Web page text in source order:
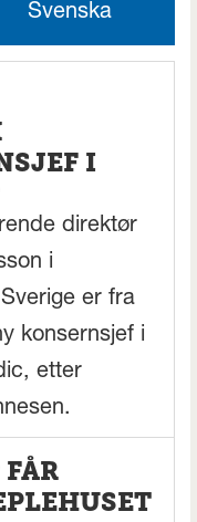
Svenska
I
direktør
i
er fra
konsernsjef i
etter